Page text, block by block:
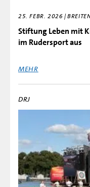
25. FEBR. 2026 |
Stiftung Leben mit
im Rudersport aus
MEHR
DRJ